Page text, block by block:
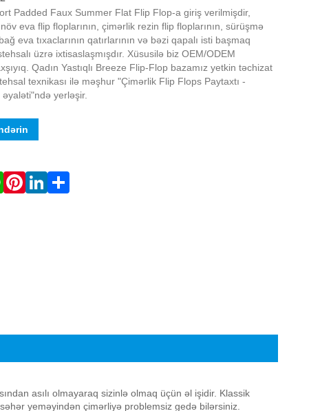
Padded Faux Summer Flat Flip Flop-a giriş verilmişdir,
eva flip floplarının, çimərlik rezin flip floplarının, sürüşmə
eva tıxaclarının qatırlarının və bəzi qapalı isti başmaq
üzrə ixtisaslaşmışdır. Xüsusilə biz OEM/ODEM
Qadın Yastıqlı Breeze Flip-Flop bazamız yetkin təchizat
texnikası ilə məşhur "Çimərlik Flip Flops Paytaxtı -
yerləşir.
asılı olmayaraq sizinlə olmaq üçün əl işidir. Klassik
yeməyindən çimərliyə problemsiz gedə bilərsiniz.